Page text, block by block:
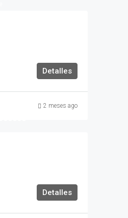
Detalles
2 meses ago
Detalles